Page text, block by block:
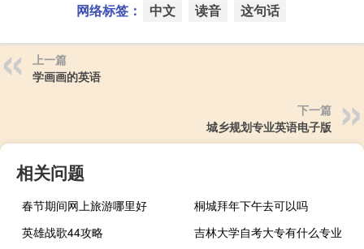
网络标签： 中文 读音 这句话
上一篇
学画画的英语
下一篇
城乡规划专业英语电子版
相关问题
春节期间网上旅游哪里好
桐城拜年下午去可以吗
英雄战歌44攻略
吉林大学自考大专有什么专业